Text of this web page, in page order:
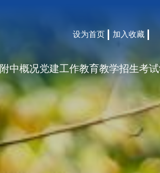
设为首页 加入收藏
附中概况党建工作教育教学招生考试